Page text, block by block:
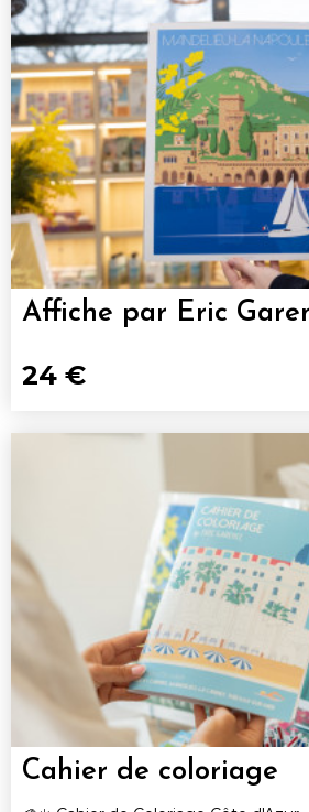
Affiche par Eric
24 €
Cahier de coloriage